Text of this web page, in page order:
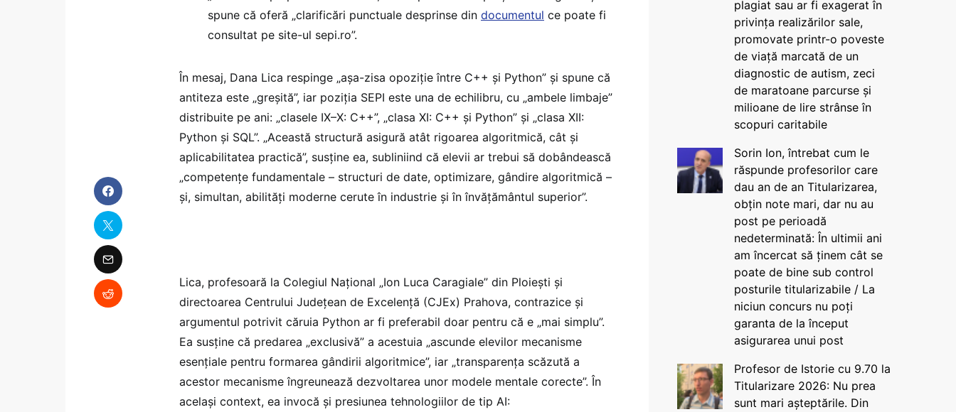
spune că oferă „clarificări punctuale desprinse din documentul ce poate fi
consultat pe site-ul sepi.ro”.
În mesaj, Dana Lica respinge „așa-zisa opoziție între C++ și Python” și spune că
antiteza este „greșită”, iar poziția SEPI este una de echilibru, cu „ambele limbaje”
distribuite pe ani: „clasele IX–X: C++”, „clasa XI: C++ și Python” și „clasa XII:
Python și SQL”. „Această structură asigură atât rigoarea algoritmică, cât și
aplicabilitatea practică”, susține ea, subliniind că elevii ar trebui să dobândească
„competențe fundamentale – structuri de date, optimizare, gândire algoritmică –
și, simultan, abilități moderne cerute în industrie și în învățământul superior”.
Lica, profesoară la Colegiul Național „Ion Luca Caragiale” din Ploiești și
directoarea Centrului Județean de Excelență (CJEx) Prahova, contrazice și
argumentul potrivit căruia Python ar fi preferabil doar pentru că e „mai simplu”.
Ea susține că predarea „exclusivă” a acestuia „ascunde elevilor mecanisme
esențiale pentru formarea gândirii algoritmice”, iar „transparența scăzută a
acestor mecanisme îngreunează dezvoltarea unor modele mentale corecte”. În
același context, ea invocă și presiunea tehnologiilor de tip AI:
plagiat sau ar fi exagerat în
privința realizărilor sale,
promovate printr-o poveste
de viață marcată de un
diagnostic de autism, zeci
de maratoane parcurse și
milioane de lire strânse în
scopuri caritabile
Sorin Ion, întrebat cum le
răspunde profesorilor care
dau an de an Titularizarea,
obțin note mari, dar nu au
post pe perioadă
nedeterminată: În ultimii ani
am încercat să ținem cât se
poate de bine sub control
posturile titularizabile / La
niciun concurs nu poți
garanta de la început
asigurarea unui post
Profesor de Istorie cu 9.70 la
Titularizare 2026: Nu prea
sunt mari așteptările. Din